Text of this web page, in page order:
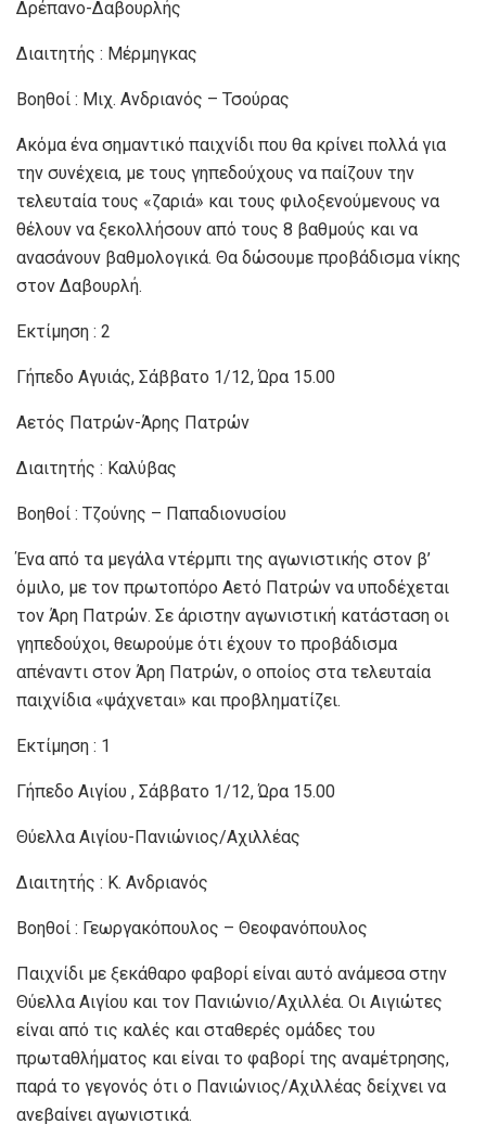
Δρέπανο-Δαβουρλής
Διαιτητής : Μέρμηγκας
Βοηθοί : Μιχ. Ανδριανός – Τσούρας
Ακόμα ένα σημαντικό παιχνίδι που θα κρίνει πολλά για
την συνέχεια, με τους γηπεδούχους να παίζουν την
τελευταία τους «ζαριά» και τους φιλοξενούμενους να
θέλουν να ξεκολλήσουν από τους 8 βαθμούς και να
ανασάνουν βαθμολογικά. Θα δώσουμε προβάδισμα νίκης
στον Δαβουρλή.
Εκτίμηση : 2
Γήπεδο Αγυιάς, Σάββατο 1/12, Ώρα 15.00
Αετός Πατρών-Άρης Πατρών
Διαιτητής : Καλύβας
Βοηθοί : Τζούνης – Παπαδιονυσίου
Ένα από τα μεγάλα ντέρμπι της αγωνιστικής στον β’
όμιλο, με τον πρωτοπόρο Αετό Πατρών να υποδέχεται
τον Άρη Πατρών. Σε άριστην αγωνιστική κατάσταση οι
γηπεδούχοι, θεωρούμε ότι έχουν το προβάδισμα
απέναντι στον Άρη Πατρών, ο οποίος στα τελευταία
παιχνίδια «ψάχνεται» και προβληματίζει.
Εκτίμηση : 1
Γήπεδο Αιγίου , Σάββατο 1/12, Ώρα 15.00
Θύελλα Αιγίου-Πανιώνιος/Αχιλλέας
Διαιτητής : Κ. Ανδριανός
Βοηθοί : Γεωργακόπουλος – Θεοφανόπουλος
Παιχνίδι με ξεκάθαρο φαβορί είναι αυτό ανάμεσα στην
Θύελλα Αιγίου και τον Πανιώνιο/Αχιλλέα. Οι Αιγιώτες
είναι από τις καλές και σταθερές ομάδες του
πρωταθλήματος και είναι το φαβορί της αναμέτρησης,
παρά το γεγονός ότι ο Πανιώνιος/Αχιλλέας δείχνει να
ανεβαίνει αγωνιστικά.